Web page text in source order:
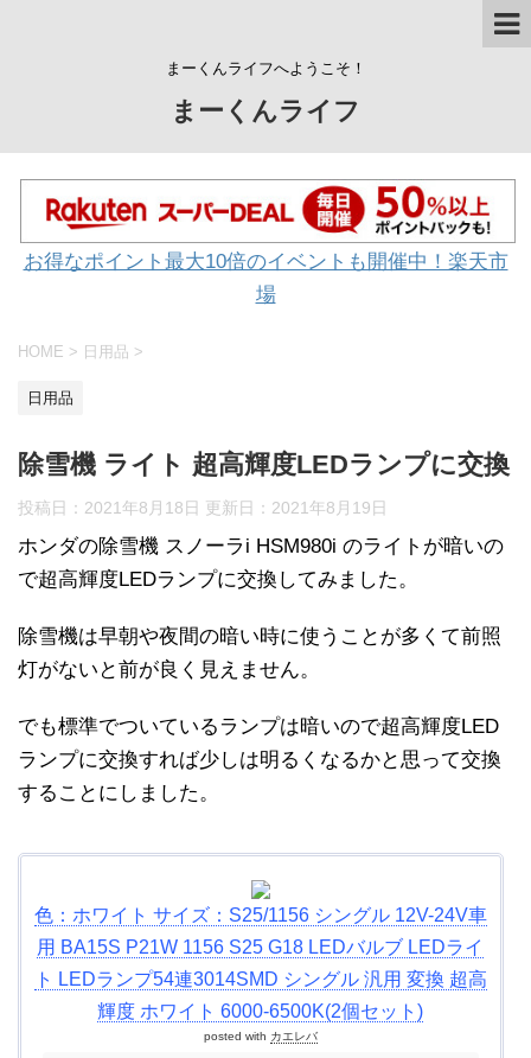
まーくんライフへようこそ！
まーくんライフ
お得なポイント最大10倍のイベントも開催中！楽天市
場
HOME > 日用品 >
日用品
除雪機 ライト 超高輝度LEDランプに交換
投稿日：2021年8月18日 更新日： 2021年8月19日
ホンダの除雪機 スノーラi HSM980i のライトが暗いの
で超高輝度LEDランプに交換してみました。
除雪機は早朝や夜間の暗い時に使うことが多くて前照
灯がないと前が良く見えません。
でも標準でついているランプは暗いので超高輝度LED
ランプに交換すれば少しは明るくなるかと思って交換
することにしました。
色：ホワイト サイズ：S25/1156 シングル 12V-24V車
用 BA15S P21W 1156 S25 G18 LEDバルブ LEDライ
ト LEDランプ54連3014SMD シングル 汎用 変換 超高
輝度 ホワイト 6000-6500K(2個セット)
posted with カエレバ